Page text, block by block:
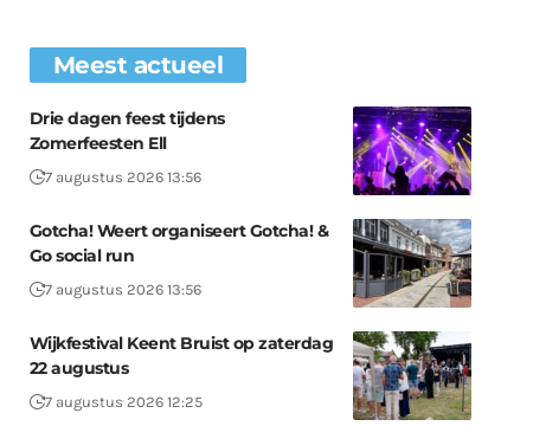
Meest actueel
Drie dagen feest tijdens
Zomerfeesten Ell
7 augustus 2026 13:56
Gotcha! Weert organiseert Gotcha! &
Go social run
7 augustus 2026 13:56
Wijkfestival Keent Bruist op zaterdag
22 augustus
7 augustus 2026 12:25